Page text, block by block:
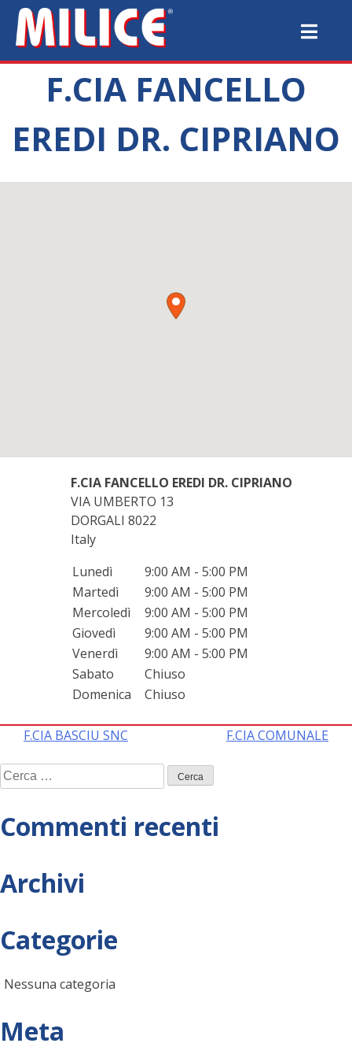
F.CIA FANCELLO
EREDI DR. CIPRIANO
F.CIA FANCELLO EREDI DR. CIPRIANO
VIA UMBERTO 13
DORGALI 8022
Italy
Lunedì
9:00 AM - 5:00 PM
Martedì
9:00 AM - 5:00 PM
Mercoledì
9:00 AM - 5:00 PM
Giovedì
9:00 AM - 5:00 PM
Venerdì
9:00 AM - 5:00 PM
Sabato
Chiuso
Domenica
Chiuso
Navigazione
articoli
F.CIA BASCIU SNC F.CIA COMUNALE
Ricerca
per:
Commenti recenti
Archivi
Categorie
Nessuna categoria
Meta